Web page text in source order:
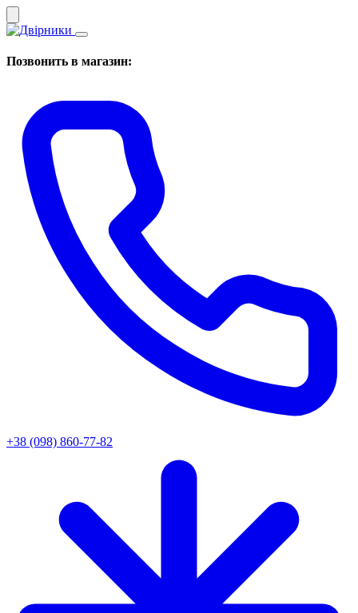
Позвонить в магазин:
+38 (098) 860-77-82